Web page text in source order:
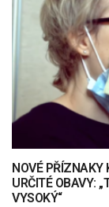
NOVÉ PŘÍZNAKY
URČITÉ OBAVY:
VYSOKÝ“